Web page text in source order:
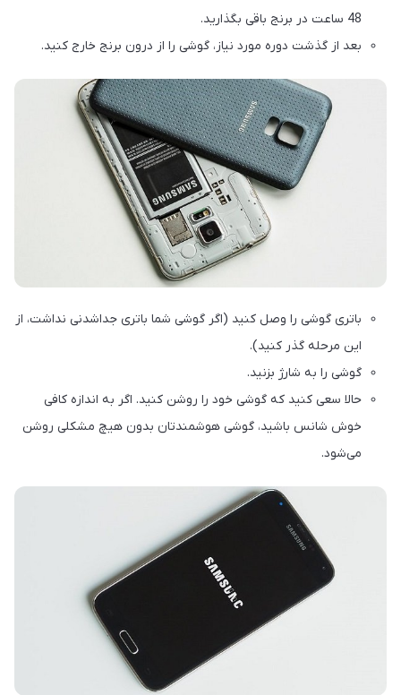
48 ساعت در برنج باقی بگذارید.
بعد از گذشت دوره مورد نیاز، گوشی را از درون برنج خارج کنید.
باتری گوشی را وصل کنید (اگر گوشی شما باتری جداشدنی نداشت، از
این مرحله گذر کنید).
گوشی را به شارژ بزنید.
حالا سعی کنید که گوشی خود را روشن کنید. اگر به اندازه کافی
خوش شانس باشید، گوشی هوشمندتان بدون هیچ مشکلی روشن
می‌شود.